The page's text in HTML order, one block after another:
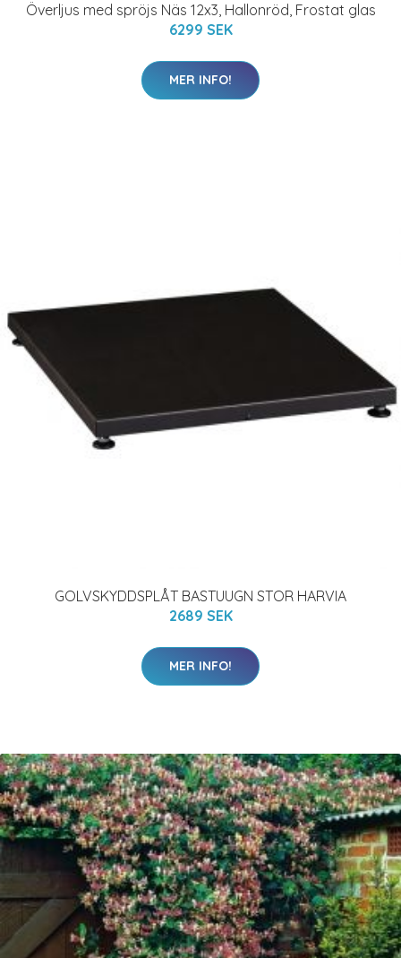
Överljus med spröjs Näs 12x3, Hallonröd, Frostat glas
6299 SEK
MER INFO!
GOLVSKYDDSPLÅT BASTUUGN STOR HARVIA
2689 SEK
MER INFO!